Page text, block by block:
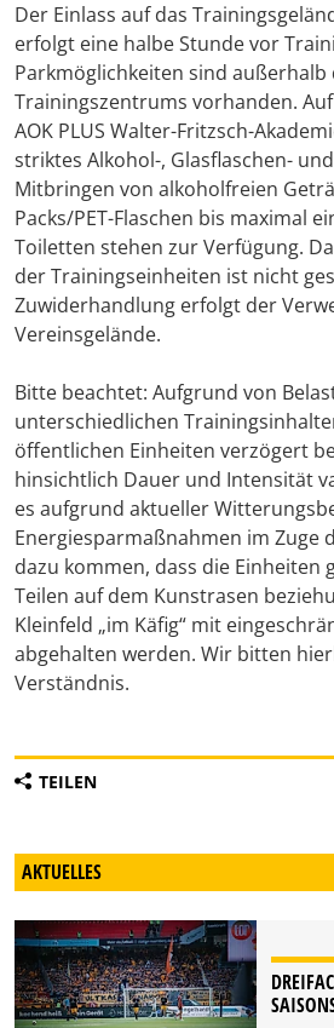
Der Einlass auf das
erfolgt eine halbe Stunde vor
Parkmöglichkeiten sind außerhalb
Trainingszentrums vorhanden.
AOK PLUS Walter-Fritzsch-
striktes Alkohol-, Glasflaschen-
Mitbringen von alkoholfreien
Packs/PET-Flaschen bis maximal
Toiletten stehen zur Verfügung.
der Trainingseinheiten ist nicht
Zuwiderhandlung erfolgt der
Vereinsgelände.
Bitte beachtet: Aufgrund von
unterschiedlichen
öffentlichen Einheiten verzögert
hinsichtlich Dauer und Intensität
es aufgrund aktueller
Energiesparmaßnahmen im Zuge
dazu kommen, dass die Einheiten
Teilen auf dem Kunstrasen
Kleinfeld „im Käfig“ mit
abgehalten werden. Wir bitten
Verständnis.
TEILEN
AKTUELLES